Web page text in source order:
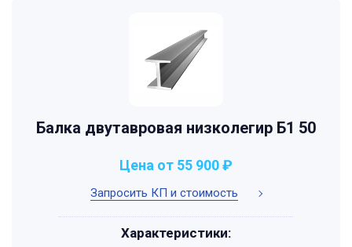
Балка двутавровая низколегир Б1 50
Запросить КП и стоимость
Цена от 55 900 ₽
Характеристики: